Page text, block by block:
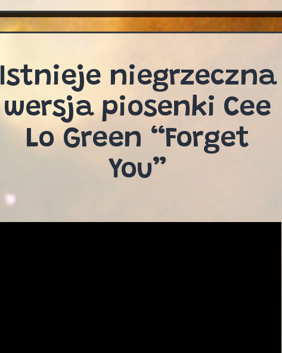
akwarium?
Istnieje niegrzeczna
wersja piosenki Cee
Lo Green “Forget
You”